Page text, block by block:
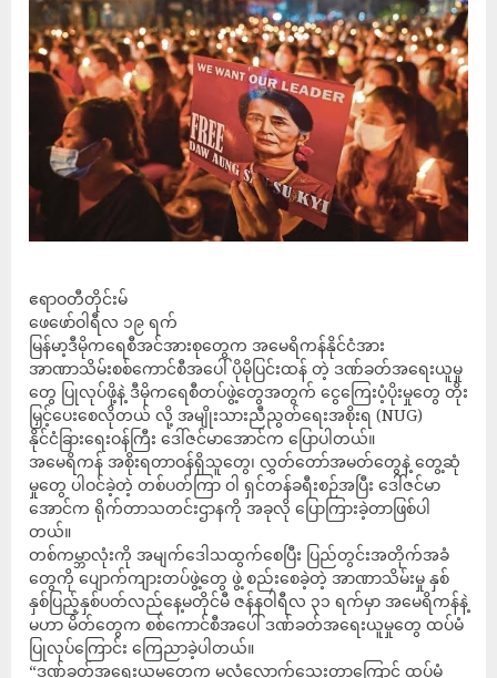
ဧရာဝတီတိုင်းမ်
ဖေဖော်ဝါရီလ ၁၉ ရက်
မြန်မာ့ဒီမိုကရေစီအင်အားစုတွေက အမေရိကန်နိုင်ငံအား
အာဏာသိမ်းစစ်ကောင်စီအပေါ် ပိုမိုပြင်းထန် တဲ့ ဒဏ်ခတ်အရေးယူမှု
တွေ ပြုလုပ်ဖို့နဲ့ ဒီမိုကရေစီတပ်ဖွဲ့တွေအတွက် ငွေကြေးပံ့ပိုးမှုတွေ တိုး
မြှင့်ပေးစေလိုတယ် လို့ အမျိုးသားညီညွတ်ရေးအစိုးရ (NUG)
နိုင်ငံခြားရေးဝန်ကြီး ဒေါ်ဇင်မာအောင်က ပြောပါတယ်။
အမေရိကန် အစိုးရတာဝန်ရှိသူတွေ၊ လွှတ်တော်အမတ်တွေနဲ့ တွေ့ဆုံ
မှုတွေ ပါဝင်ခဲ့တဲ့ တစ်ပတ်ကြာ ဝါ ရှင်တန်ခရီးစဉ်အပြီး ဒေါ်ဇင်မာ
အောင်က ရိုက်တာသတင်းဌာနကို အခုလို ပြောကြားခဲ့တာဖြစ်ပါ
တယ်။
တစ်ကမ္ဘာလုံးကို အမျက်ဒေါသထွက်စေပြီး ပြည်တွင်းအတိုက်အခံ
တွေကို ပျောက်ကျားတပ်ဖွဲ့တွေ ဖွဲ့ စည်းစေခဲ့တဲ့ အာဏာသိမ်းမှု နှစ်
နှစ်ပြည့်နှစ်ပတ်လည်နေ့မတိုင်မီ ဇန်နဝါရီလ ၃၁ ရက်မှာ အမေရိကန်နဲ့
မဟာ မိတ်တွေက စစ်ကောင်စီအပေါ် ဒဏ်ခတ်အရေးယူမှုတွေ ထပ်မံ
ပြုလုပ်ကြောင်း ကြေညာခဲ့ပါတယ်။
“ဒဏ်ခတ်အရေးယူမှုတွေက မလုံလောက်သေးတာကြောင့် ထပ်မံ